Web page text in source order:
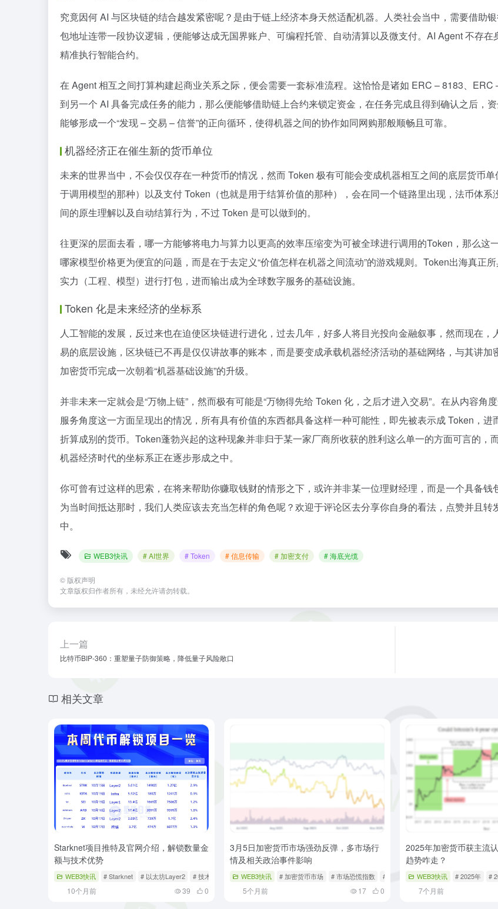
究竟因何 AI 与区块链的结合越发紧密呢？是由于链上经济本身天然适配机器。人类社会当中，需要借助
包地址连带一段协议逻辑，便能够达成无国界账户、可编程托管、自动清算以及微支付。AI Agent 不存
精准执行智能合约。
在 Agent 相互之间打算构建起商业关系之际，便会需要一套标准流程。这恰恰是诸如 ERC – 8183、
到另一个 AI 具备完成任务的能力，那么便能够借助链上合约来锁定资金，在任务完成且得到确认之后，
能够形成一个“发现 – 交易 – 信誉”的正向循环，使得机器之间的协作如同网购那般顺畅且可靠。
机器经济正在催生新的货币单位
未来的世界当中，不会仅仅存在一种货币的情况，然而 Token 极有可能会变成机器相互之间的底层货币
于调用模型的那种）以及支付 Token（也就是用于结算价值的那种），会在同一个链路里出现，法币体
间的原生理解以及自动结算行为，不过 Token 是可以做到的。
往更深的层面去看，哪一方能够将电力与算力以更高的效率压缩变为可被全球进行调用的Token，那么
哪家模型价格更为便宜的问题，而是在于去定义“价值怎样在机器之间流动”的游戏规则。Token出海真正
实力（工程、模型）进行打包，进而输出成为全球数字服务的基础设施。
Token 化是未来经济的坐标系
人工智能的发展，反过来也在迫使区块链进行进化，过去几年，好多人将目光投向金融叙事，然而现在
易的底层设施，区块链已不再是仅仅讲故事的账本，而是要变成承载机器经济活动的基础网络，与其讲
加密货币完成一次朝着“机器基础设施”的升级。
并非未来一定就会是“万物上链”，然而极有可能是“万物得先给 Token 化，之后才进入交易”。在从内容
服务角度这一方面呈现出的情况，所有具有价值的东西都具备这样一种可能性，即先被表示成 Token，
折算成别的货币。Token蓬勃兴起的这种现象并非归于某一家厂商所收获的胜利这么单一的方面可言的
机器经济时代的坐标系正在逐步形成之中。
你可曾有过这样的思索，在将来帮助你赚取钱财的情形之下，或许并非某一位理财经理，而是一个具备
为当时间抵达那时，我们人类应该去充当怎样的角色呢？欢迎于评论区去分享你自身的看法，点赞并且
中。
WEB3快讯 # AI世界 # Token # 信息传输 # 加密支付 # 海底光缆
© 版权声明
文章版权归作者所有，未经允许请勿转载。
上一篇
比特币BIP-360：重塑量子防御策略，降低量子风险敞口
相关文章
Starknet项目推特及官网介绍，解锁数量金
额与技术优势
WEB3快讯 # Starknet # 以太坊Layer2 # 技术优势
10个月前 39 0
3月5日加密货币市场强劲反弹，多市场行
情及相关政治事件影响
WEB3快讯 # 加密货币市场 # 市场恐慌指数 # 政治事件
5个月前 17 0
2025年加密货币获主流
趋势咋走？
WEB3快讯 # 2025年 #
7个月前